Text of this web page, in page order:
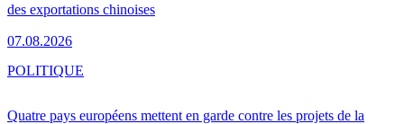
des exportations chinoises
07.08.2026
Quatre pays européens mettent en garde contre les projets de la
POLITIQUE